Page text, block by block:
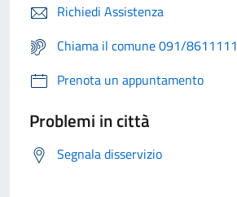
Richiedi Assistenza
Chiama il comune 091/8611111
Prenota un appuntamento
Problemi in città
Segnala disservizio